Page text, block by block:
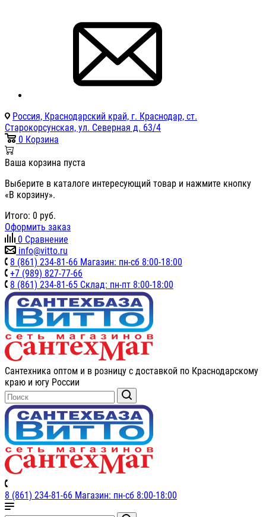
Россия, Краснодарский край, г. Краснодар, ст.
Старокорсунская, ул. Северная д. 63/4
0 Корзина
Ваша корзина пуста
Выберите в каталоге интересующий товар и нажмите кнопку
«В корзину».
Итого: 0 руб.
Оформить заказ
0 Сравнение
info@vitto.ru
8 (861) 234-81-66 Магазин: пн-сб 8:00-18:00
+7 (989) 827-77-66
8 (861) 234-81-65 Склад: пн-пт 8:00-18:00
Сантехника оптом и в розницу с доставкой по Краснодарскому
краю и югу России
8 (861) 234-81-66 Магазин: пн-сб 8:00-18:00